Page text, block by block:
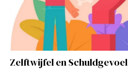
Zelftwijfel en Schuldgevoel